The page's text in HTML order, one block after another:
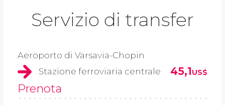
Servizio di transfer
Aeroporto di Varsavia-Chopin
Stazione ferroviaria centrale
45,1US$
Prenota